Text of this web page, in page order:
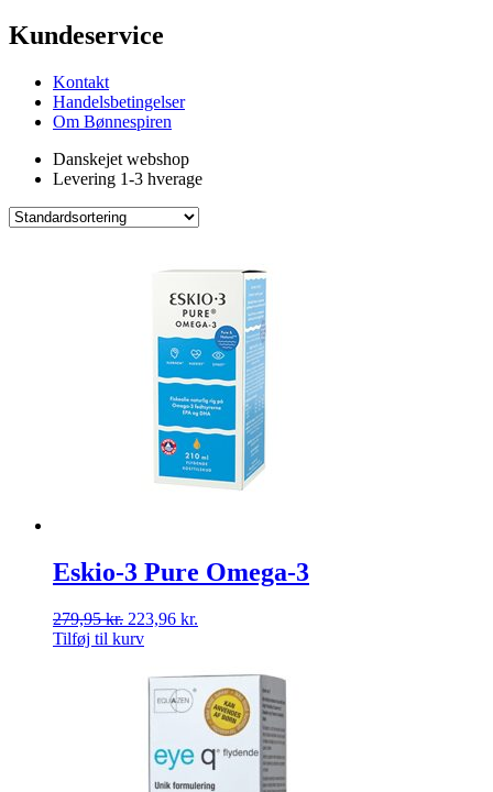
Kundeservice
Kontakt
Handelsbetingelser
Om Bønnespiren
Danskejet webshop
Levering 1-3 hverage
Eskio-3 Pure Omega-3
279,95kr. 223,96 kr.
Tilføj til kurv